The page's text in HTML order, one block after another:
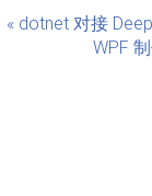
« dotnet 对接
WPF